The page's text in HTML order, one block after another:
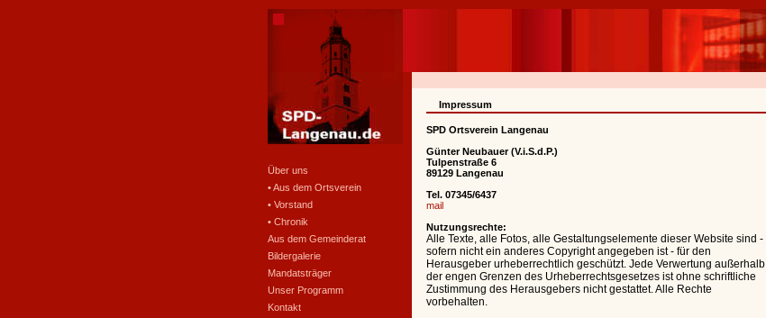
Über uns
• Aus dem Ortsverein
• Vorstand
• Chronik
Aus dem Gemeinderat
Bildergalerie
Mandatsträger
Unser Programm
Kontakt
Impressum
SPD Ortsverein Langenau
Günter Neubauer (V.i.S.d.P.)
Tulpenstraße 6
89129 Langenau
Tel. 07345/6437
mail
Nutzungsrechte:
Alle Texte, alle Fotos, alle Gestaltungselemente dieser Website sind -
sofern nicht ein anderes Copyright angegeben ist - für den
Herausgeber urheberrechtlich geschützt. Jede Verwertung außerhalb
der engen Grenzen des Urheberrechtsgesetzes ist ohne schriftliche
Zustimmung des Herausgebers nicht gestattet. Alle Rechte
vorbehalten.